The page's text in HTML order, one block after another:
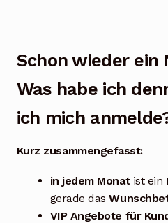
Mein Konto
Schon wieder ein
Was habe ich
ich mich
Kurz zusammengefasst:
in jedem Monatist ein
gerade das
VIP Angebote für